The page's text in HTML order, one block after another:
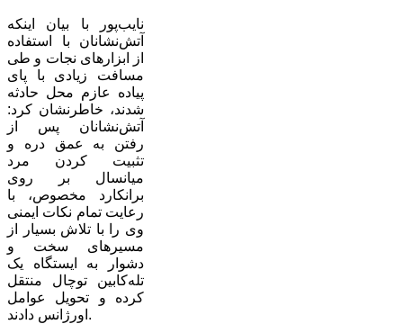
نایب‌پور با بیان اینکه
آتش‌نشانان با استفاده
از ابزارهای نجات و طی
مسافت زیادی با پای
پیاده عازم محل حادثه
شدند، خاطرنشان کرد:
آتش‌نشانان پس از
رفتن به عمق دره و
تثبیت کردن مرد
میانسال بر روی
برانکارد مخصوص، با
رعایت تمام نکات ایمنی
وی را با تلاش بسیار از
مسیرهای سخت و
دشوار به ایستگاه یک
تله‌کابین توچال منتقل
کرده و تحویل عوامل
اورژانس دادند.